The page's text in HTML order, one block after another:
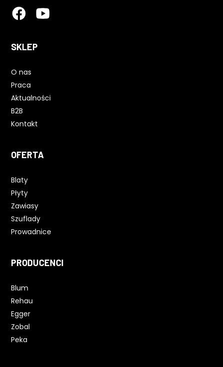
SKLEP
O nas
Praca
Aktualności
B2B
Kontakt
OFERTA
Blaty
Płyty
Zawiasy
Szuflady
Prowadnice
PRODUCENCI
Blum
Rehau
Egger
Zobal
Peka